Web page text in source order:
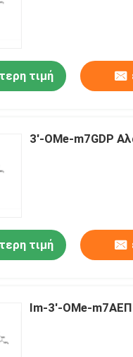
τιμή
3'-OMe-m7GDP
τιμή
Im-3'-OMe-m7ΑΕΠ